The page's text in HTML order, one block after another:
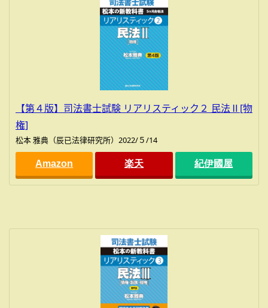
【第４版】司法書士試験 リアリスティック２ 民法Ⅱ[物
権]
松本 雅典（辰已法律研究所）2022/５/14
Amazon 楽天 紀伊國屋